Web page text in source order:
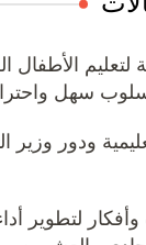
الأطفال
سهل
ودور وزير
لتطوير